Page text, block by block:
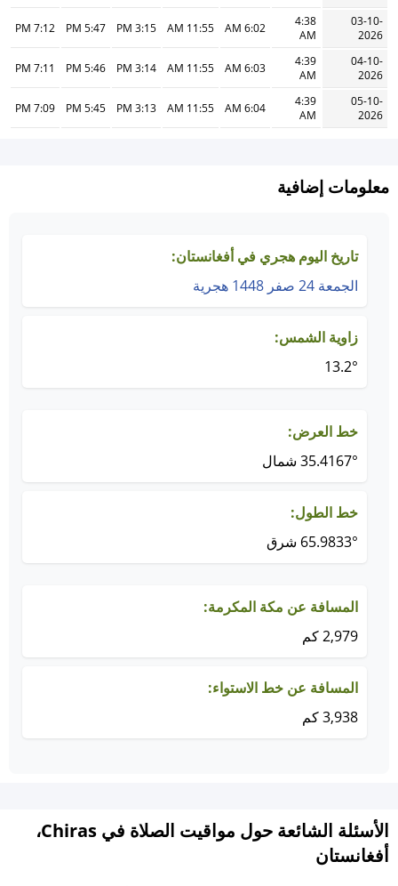
03-10-
2026
4:38
AM
6:02 AM
11:55 AM
3:15 PM
5:47 PM
7:12 PM
04-10-
2026
4:39
AM
6:03 AM
11:55 AM
3:14 PM
5:46 PM
7:11 PM
05-10-
2026
4:39
AM
6:04 AM
11:55 AM
3:13 PM
5:45 PM
7:09 PM
معلومات إضافية
تاريخ اليوم هجري في أفغانستان:
الجمعة 24 صفر 1448 هجرية
زاوية الشمس:
13.2°
خط العرض:
35.4167° شمال
خط الطول:
65.9833° شرق
المسافة عن مكة المكرمة:
2,979 كم
المسافة عن خط الاستواء:
3,938 كم
الأسئلة الشائعة حول مواقيت الصلاة في Chiras،
أفغانستان